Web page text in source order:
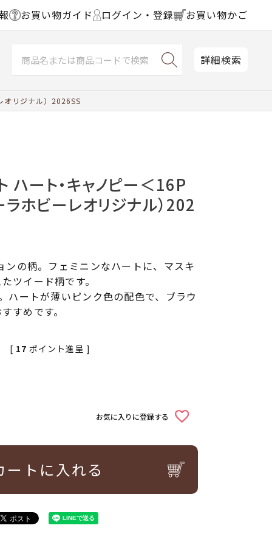
お買い物ガイド ログイン・登録 お買い物かご
詳細検索
オリジナル）2026SS
ハート・キャノピー＜16P
ラホビーレオリジナル）202
ンの柄。フェミニンなハートに、マスキ
ツイード柄です。
ハートが薄いピンク色の配色で、ブラウ
すめです。
[ 17 ポイント進呈 ]
お気に入りに登録する
ートに入れる